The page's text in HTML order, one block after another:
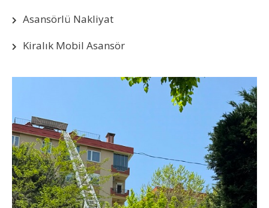
Asansörlü Nakliyat
Kiralık Mobil Asansör